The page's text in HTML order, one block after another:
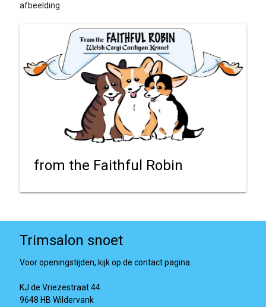
afbeelding
from the Faithful Robin
Trimsalon snoet
Voor openingstijden, kijk op de contact pagina.
KJ de Vriezestraat 44
9648 HB Wildervank